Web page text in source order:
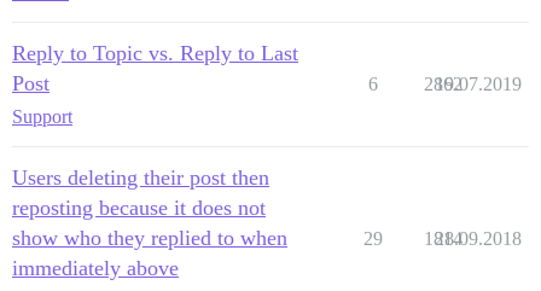
Reply to Topic vs. Reply to Last
Post
Support
6 2862
19.07.2019
Users deleting their post then
reposting because it does not
show who they replied to when
immediately above
29 1814
28.09.2018